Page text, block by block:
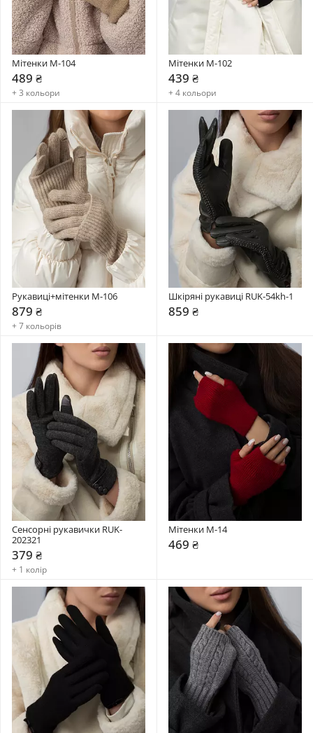
Мітенки M-104
489 ₴
+ 3 кольори
Мітенки M-102
439 ₴
+ 4 кольори
Рукавиці+мітенки М-106
879 ₴
+ 7 кольорів
Шкіряні рукавиці RUK-54kh-1
859 ₴
Сенсорні рукавички RUK-
202321
379 ₴
+ 1 колір
Мітенки М-14
469 ₴